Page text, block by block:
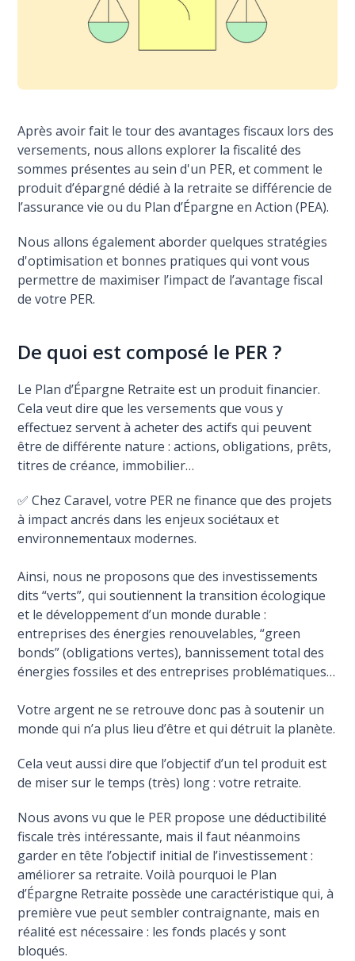
Après avoir fait le tour des avantages fiscaux lors des
versements, nous allons explorer la fiscalité des
sommes présentes au sein d'un PER, et comment le
produit d’épargné dédié à la retraite se différencie de
l’assurance vie ou du Plan d’Épargne en Action (PEA).
Nous allons également aborder quelques stratégies
d'optimisation et bonnes pratiques qui vont vous
permettre de maximiser l’impact de l’avantage fiscal
de votre PER.
De quoi est composé le PER ?
Le Plan d’Épargne Retraite est un produit financier.
Cela veut dire que les versements que vous y
effectuez servent à acheter des actifs qui peuvent
être de différente nature : actions, obligations, prêts,
titres de créance, immobilier…
✅ Chez Caravel, votre PER ne finance que des projets
à impact ancrés dans les enjeux sociétaux et
environnementaux modernes.
Ainsi, nous ne proposons que des investissements
dits “verts”, qui soutiennent la transition écologique
et le développement d’un monde durable :
entreprises des énergies renouvelables, “green
bonds” (obligations vertes), bannissement total des
énergies fossiles et des entreprises problématiques…
Votre argent ne se retrouve donc pas à soutenir un
monde qui n’a plus lieu d’être et qui détruit la planète.
Cela veut aussi dire que l’objectif d’un tel produit est
de miser sur le temps (très) long : votre retraite.
Nous avons vu que le PER propose une déductibilité
fiscale très intéressante, mais il faut néanmoins
garder en tête l’objectif initial de l’investissement :
améliorer sa retraite. Voilà pourquoi le Plan
d’Épargne Retraite possède une caractéristique qui, à
première vue peut sembler contraignante, mais en
réalité est nécessaire : les fonds placés y sont
bloqués.